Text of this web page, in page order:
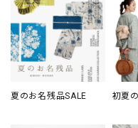
夏のお名残品SALE 初夏